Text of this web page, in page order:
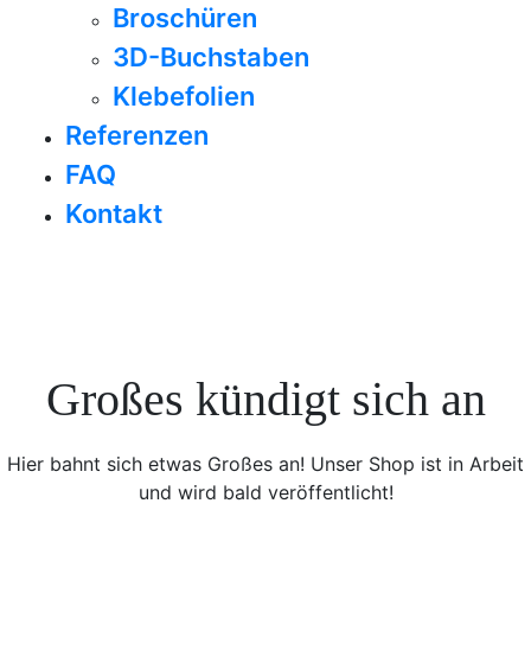
Broschüren
3D-Buchstaben
Klebefolien
Referenzen
FAQ
Kontakt
Großes kündigt sich an
Hier bahnt sich etwas Großes an! Unser Shop ist in Arbeit
und wird bald veröffentlicht!